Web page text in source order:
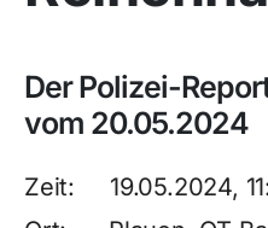
Der Polizei-
vom 20.05.2024
Zeit: 19.05.2024,